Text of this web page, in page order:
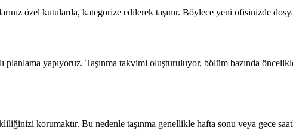
özel kutularda, kategorize edilerek taşınır. Böylece yeni ofisinizde
yapıyoruz. Taşınma takvimi oluşturuluyor, bölüm bazında
korumaktır. Bu nedenle taşınma genellikle hafta sonu veya gece